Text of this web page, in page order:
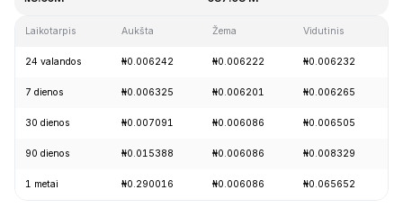
Laikotarpis Aukšta Žema Vidutinis
24 valandos ₦0.006242 ₦0.006222 ₦0.006232
7 dienos ₦0.006325 ₦0.006201 ₦0.006265
30 dienos ₦0.007091 ₦0.006086 ₦0.006505
90 dienos ₦0.015388 ₦0.006086 ₦0.008329
1 metai ₦0.290016 ₦0.006086 ₦0.065652